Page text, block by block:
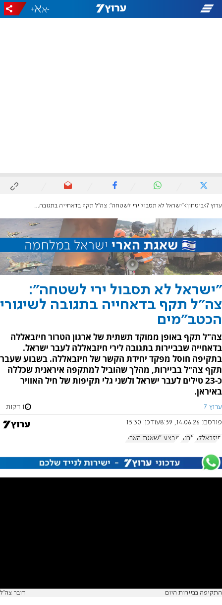
-
+
ערוץ 7 ביטחון "ישראל לא תסבול ירי לשטחה": צה"ל תקף בדאחייה בתגובה לשיגורי הכטב"מים
"ישראל לא תסבול ירי לשטחה":
צה"ל תקף בדאחייה בתגובה לשיגורי
הכטב"מים
צה"ל תקף באופן ממוקד תשתית של ארגון הטרור חיזבאללה
בדאחייה שבביירות בתגובה לירי חיזבאללה לעבר ישראל.
בתקיפה חוסל מפקד יחידת הקשר של חיזבאללה. בשבוע שעבר
תקף צה"ל בביירות, מהלך שהוביל למתקפה איראנית שכללה
כ-23 טילים לעבר ישראל ולשני גלי תקיפות של חיל האוויר
באיראן.
ערוץ 7 1 דקות
פורסם: 14.06.26, 8:39 עודכן: 15:30
חיזבאללה לבנון מבצע "שאגת הארי"
התקיפה בביירות היום דובר צה"ל